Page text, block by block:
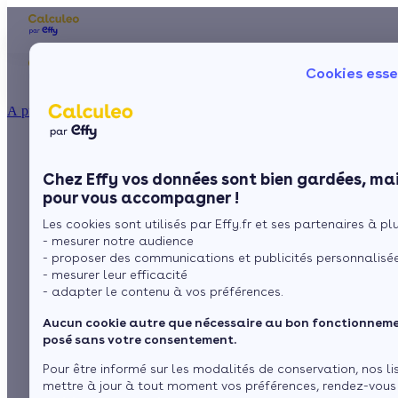
Cookies
Chez Effy vos données sont bien gardées,
pour vous accompagner !
Les cookies sont utilisés par Effy.fr et ses partenaires à
- mesurer notre audience
- proposer des communications et publicités
- mesurer leur efficacité
- adapter le contenu à vos préférences.
Aucun cookie autre que nécessaire au bon
posé sans votre consentement.
Pour être informé sur les modalités de conservation, nos
mettre à jour à tout moment vos préférences, rendez-
À propos
Ma Prime Rénov'
Le chèque énergie
La TVA réduite
L'éco-prêt à taux zéro
Trouver mes aides
Nos conseils
Sol
Fenêtres
Pourquoi et comment
isoler phoniquement
une fenêtre
Sommaire
Qu'est-ce que l'isolation phonique exactement ?